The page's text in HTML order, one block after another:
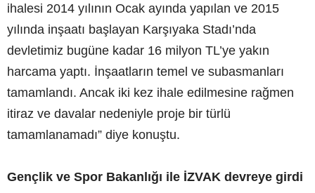
ihalesi 2014 yılının Ocak ayında yapılan ve 2015
yılında inşaatı başlayan Karşıyaka Stadı’nda
devletimiz bugüne kadar 16 milyon TL’ye yakın
harcama yaptı. İnşaatların temel ve subasmanları
tamamlandı. Ancak iki kez ihale edilmesine rağmen
itiraz ve davalar nedeniyle proje bir türlü
tamamlanamadı” diye konuştu.
Gençlik ve Spor Bakanlığı ile İZVAK devreye girdi